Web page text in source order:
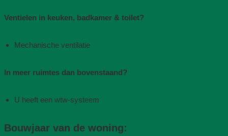
Ventielen in keuken, badkamer & toilet?
Mechanische ventilatie​
In meer ruimtes dan bovenstaand?
U heeft een wtw-systeem
Bouwjaar van de woning​: